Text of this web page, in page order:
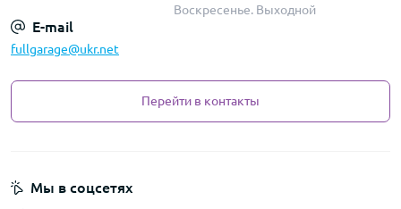
Воскресенье. Выходной
E-mail
fullgarage@ukr.net
Перейти в контакты
Мы в соцсетях